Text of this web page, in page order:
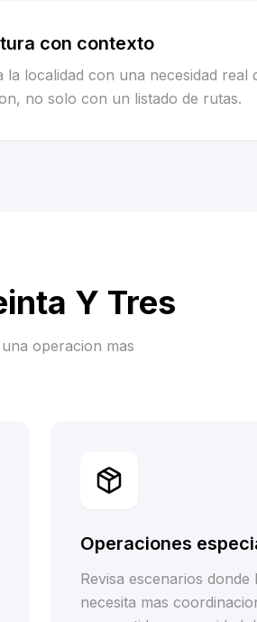
con contexto
la localidad con una necesidad real
no solo con un listado de rutas.
Y Tres
operacion mas
Operaciones
Revisa escenarios donde
necesita mas